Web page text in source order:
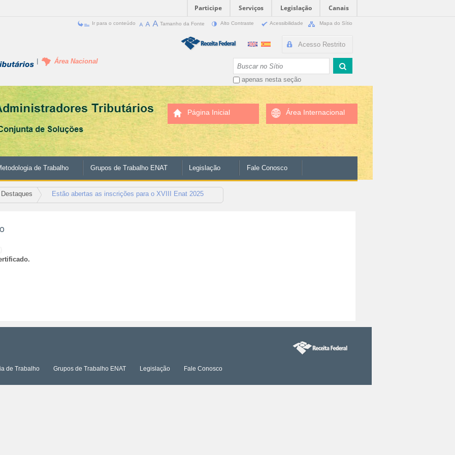
Participe Serviços Legislação
Canais
Ir para o conteúdo Tamanho da Fonte Alto Contraste Acessibilidade Mapa do Sítio
Acesso Restrito
apenas nesta seção
Área Nacional
Página Inicial Área Internacional
de Trabalho Grupos de Trabalho ENAT Legislação Fale Conosco
Destaques Estão abertas as inscrições para o XVIII Enat 2025
de Trabalho Grupos de Trabalho ENAT Legislação Fale Conosco